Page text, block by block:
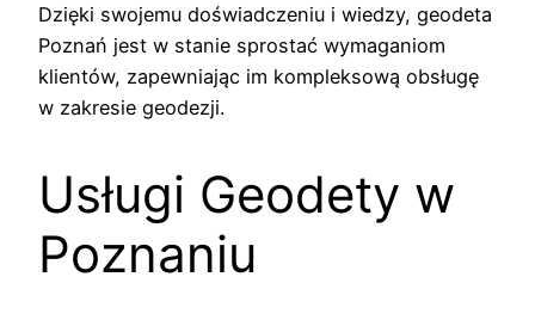
Dzięki swojemu doświadczeniu i wiedzy, geodeta
Poznań jest w stanie sprostać wymaganiom
klientów, zapewniając im kompleksową obsługę
w zakresie geodezji.
Usługi Geodety w
Poznaniu